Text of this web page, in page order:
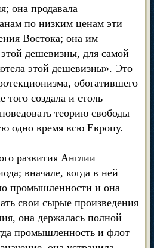
она продавала
по низким ценам эти
Востока; она им
дешевизны, для самой
этой дешевизны». Это
обогатившего
того создала и столь
теорию свободы
одно время всю Европу.
развития Англии
вначале, когда в ней
промышленности и она
свои сырые произведения
она держалась полной
промышленность и флот